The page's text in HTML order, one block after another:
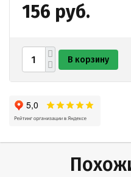
156 руб.
В корзину